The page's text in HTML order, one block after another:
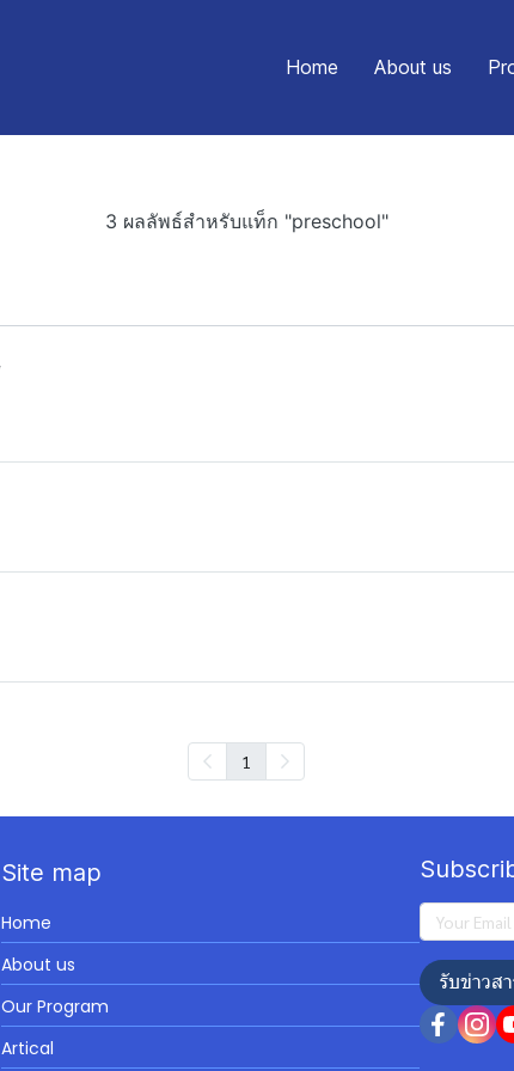
Home About us
3 ผลลัพธ์สำหรับแท็ก "preschool"
1
Site map
Home
About us
Our Program
Artical
รับข่าวส